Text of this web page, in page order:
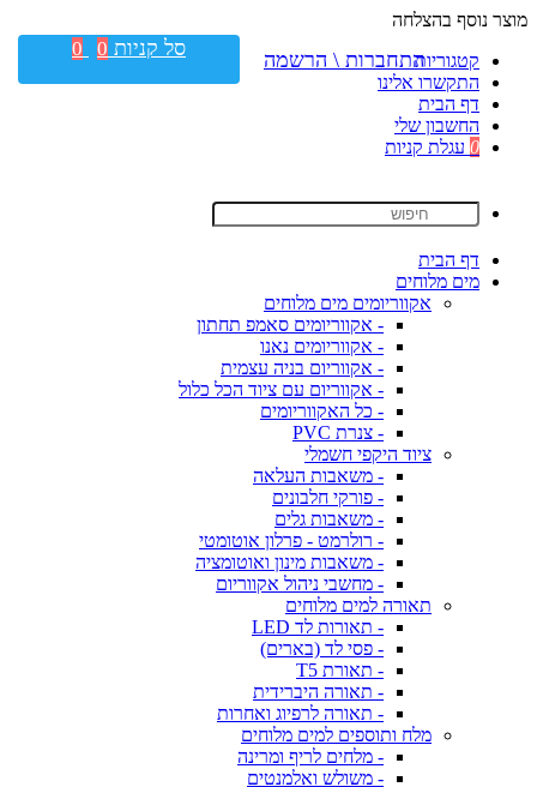
מוצר נוסף בהצלחה
קטגוריות
התקשרו אלינו
דף הבית
החשבון שלי
0 עגלת קניות
דף הבית
מים מלוחים
אקווריומים מים מלוחים
- אקווריומים סאמפ תחתון
- אקווריומים נאנו
- אקווריום בניה עצמית
- אקווריום עם ציוד הכל כלול
- כל האקווריומים
- צנרת PVC
ציוד היקפי חשמלי
- משאבות העלאה
- פורקי חלבונים
- משאבות גלים
- רולרמט - פרלון אוטומטי
- משאבות מינון ואוטומציה
- מחשבי ניהול אקווריום
תאורה למים מלוחים
- תאורות לד LED
- פסי לד (בארים)
- תאורת T5
- תאורה היברידית
- תאורה לרפיוג ואחרות
מלח ותוספים למים מלוחים
- מלחים לריף ומרינה
- משולש ואלמנטים
התחברות \ הרשמה סל קניות 0
0